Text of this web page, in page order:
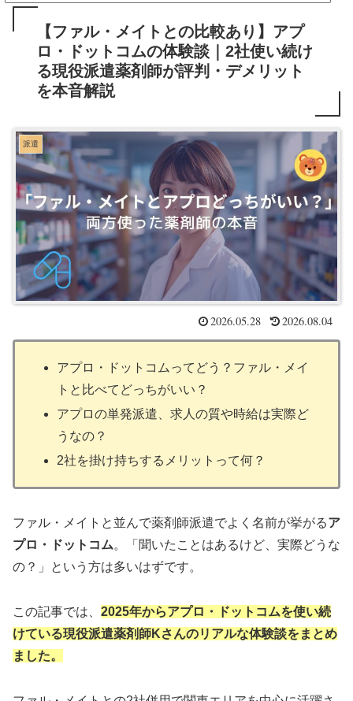
【ファル・メイトとの比較あり】アプ
ロ・ドットコムの体験談｜2社使い続け
る現役派遣薬剤師が評判・デメリット
を本音解説
派遣
2026.05.28 2026.08.04
アプロ・ドットコムってどう？ファル・メイ
トと比べてどっちがいい？
アプロの単発派遣、求人の質や時給は実際ど
うなの？
2社を掛け持ちするメリットって何？
ファル・メイトと並んで薬剤師派遣でよく名前が挙がるア
プロ・ドットコム。「聞いたことはあるけど、実際どうな
の？」という方は多いはずです。
この記事では、 2025年からアプロ・ドットコムを使い続
けている現役派遣薬剤師Kさんのリアルな体験談をまとめ
ました。